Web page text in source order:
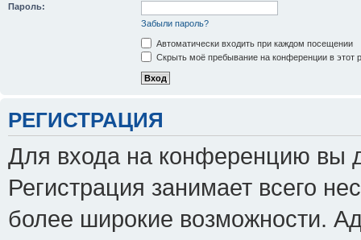
Пароль:
Забыли пароль?
Автоматически входить при каждом посещении
Скрыть моё пребывание на конференции в этот
РЕГИСТРАЦИЯ
Для входа на конференцию вы
Регистрация занимает всего
более широкие возможности.